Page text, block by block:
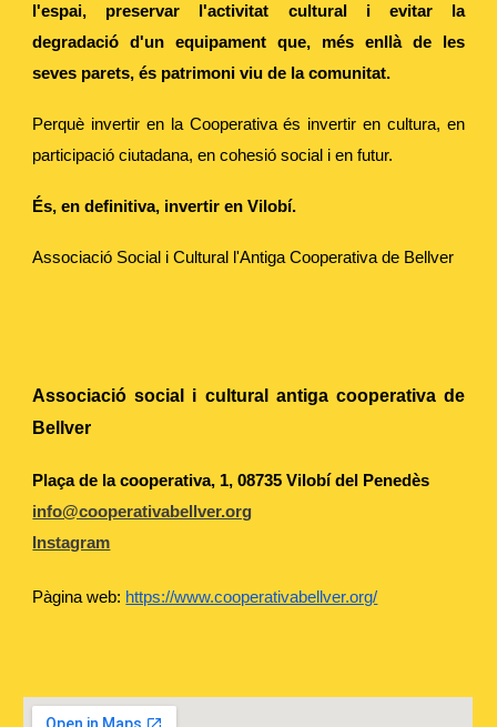
l'espai, preservar l'activitat cultural i evitar la
degradació d'un equipament que, més enllà de les
seves parets, és patrimoni viu de la comunitat.
Perquè invertir en la Cooperativa és invertir en cultura, en
participació ciutadana, en cohesió social i en futur.
És, en definitiva, invertir en Vilobí.
Associació Social i Cultural l'Antiga Cooperativa de Bellver
Associació social i cultural antiga cooperativa de
Bellver
Plaça de la cooperativa, 1, 08735 Vilobí del Penedès
info@cooperativabellver.org
Instagram
Pàgina web: https://www.cooperativabellver.org/